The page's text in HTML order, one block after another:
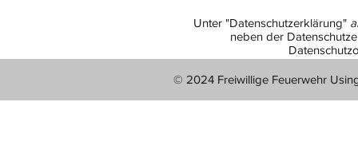
Unter "Datenschutzerklärung"
neben der
© 2024 Freiwillige Feuerwehr